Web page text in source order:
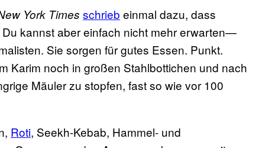
York Times schrieb einmal dazu, dass
Du kannst aber einfach nicht mehr erwarten—
Sie sorgen für gutes Essen. Punkt.
Karim noch in großen Stahlbottichen und nach
Mäuler zu stopfen, fast so wie vor 100
Roti, Seekh-Kebab, Hammel- und